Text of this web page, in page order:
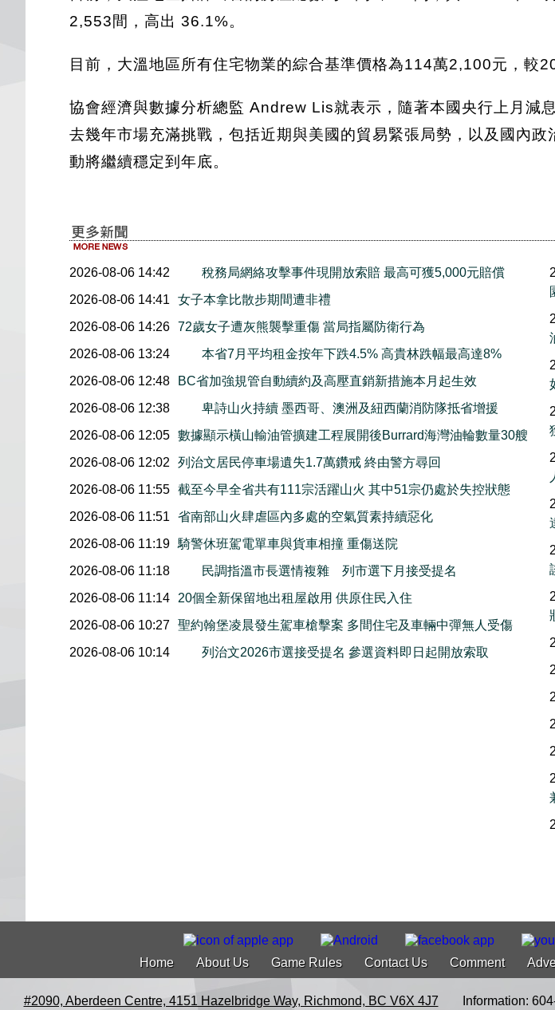
2,553間，高出 36.1%。
目前，大溫地區所有住宅物業的綜合基準價格為114萬2,100元，較
協會經濟與數據分析總監 Andrew Lis就表示，隨著本國央行上月減
去幾年市場充滿挑戰，包括近期與美國的貿易緊張局勢，以及國內
動將繼續穩定到年底。
2026-08-06 14:42
稅務局網絡攻擊事件現開放索賠 最高可獲5,000元賠償
2026-08-06 14:41
女子本拿比散步期間遭非禮
2026-08-06 14:26 72歲女子遭灰熊襲擊重傷 當局指屬防衛行為
2026-08-06 13:24
本省7月平均租金按年下跌4.5% 高貴林跌幅最高達8%
2026-08-06 12:48
BC省加強規管自動續約及高壓直銷新措施本月起生效
2026-08-06 12:38
卑詩山火持續 墨西哥、澳洲及紐西蘭消防隊抵省增援
2026-08-06 12:05 數據顯示橫山輸油管擴建工程展開後Burrard海灣油輪數量30艘
2026-08-06 12:02
列治文居民停車場遺失1.7萬鑽戒 終由警方尋回
2026-08-06 11:55 截至今早全省共有111宗活躍山火 其中51宗仍處於失控狀態
2026-08-06 11:51
省南部山火肆虐區內多處的空氣質素持續惡化
2026-08-06 11:19 騎警休班駕電單車與貨車相撞 重傷送院
2026-08-06 11:18
民調指溫市長選情複雜 列市選下月接受提名
2026-08-06 11:14
20個全新保留地出租屋啟用 供原住民入住
2026-08-06 10:27 聖約翰堡凌晨發生駕車槍擊案 多間住宅及車輛中彈無人受傷
2026-08-06 10:14
列治文2026市選接受提名 參選資料即日起開放索取
Home About Us Game Rules Contact Us Comment
#2090, Aberdeen Centre, 4151 Hazelbridge Way, Richmond, BC V6X 4J7 Information: